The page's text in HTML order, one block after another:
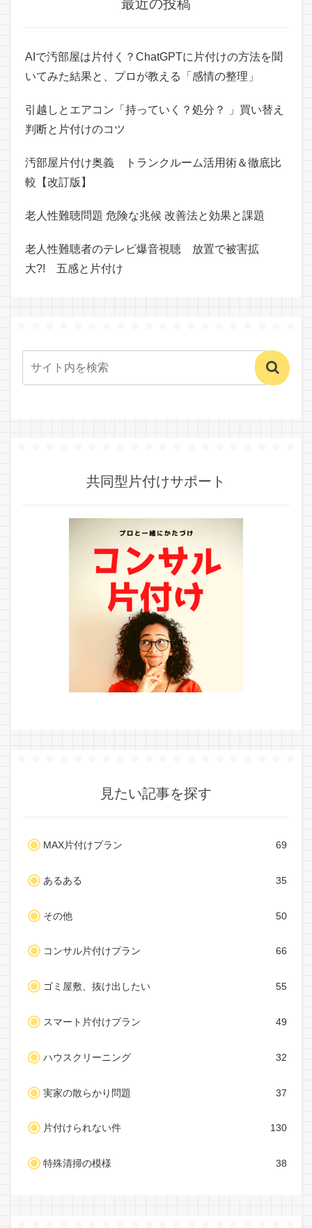
最近の投稿
AIで汚部屋は片付く？ChatGPTに片付けの方法を聞
いてみた結果と、プロが教える「感情の整理」
引越しとエアコン「持っていく？処分？ 」買い替え
判断と片付けのコツ
汚部屋片付け奥義 トランクルーム活用術＆徹底比
較【改訂版】
老人性難聴問題 危険な兆候 改善法と効果と課題
老人性難聴者のテレビ爆音視聴 放置で被害拡
大?! 五感と片付け
共同型片付けサポート
見たい記事を探す
MAX片付けプラン 69
あるある 35
その他 50
コンサル片付けプラン 66
ゴミ屋敷、抜け出したい 55
スマート片付けプラン 49
ハウスクリーニング 32
実家の散らかり問題 37
片付けられない件 130
特殊清掃の模様 38